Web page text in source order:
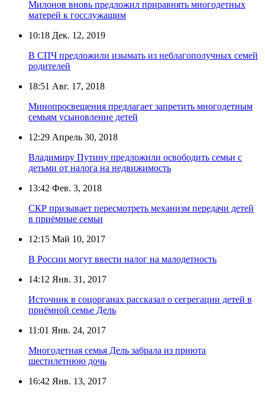
Милонов вновь предложил приравнять многодетных
матерей к госслужащим
10:18 Дек. 12, 2019
В СПЧ предложили изымать из неблагополучных семей
родителей
18:51 Авг. 17, 2018
Минопросвещения предлагает запретить многодетным
семьям усыновление детей
12:29 Апрель 30, 2018
Владимиру Путину предложили освободить семьи с
детьми от налога на недвижимость
13:42 Фев. 3, 2018
СКР призывает пересмотреть механизм передачи детей
в приёмные семьи
12:15 Май 10, 2017
В России могут ввести налог на малодетность
14:12 Янв. 31, 2017
Источник в соцорганах рассказал о сегрегации детей в
приёмной семье Дель
11:01 Янв. 24, 2017
Многодетная семья Дель забрала из приюта
шестилетнюю дочь
16:42 Янв. 13, 2017